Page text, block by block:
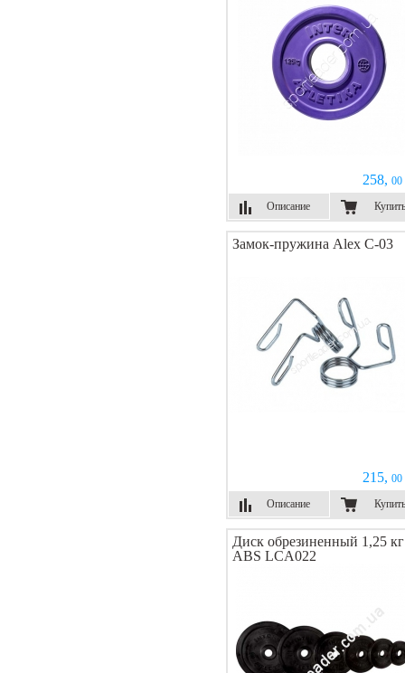
258, 00
Описание
Купить
Замок-пружина Alex C-03
215, 00
Описание
Купить
Диск обрезиненный 1,25 кг
ABS LCA022